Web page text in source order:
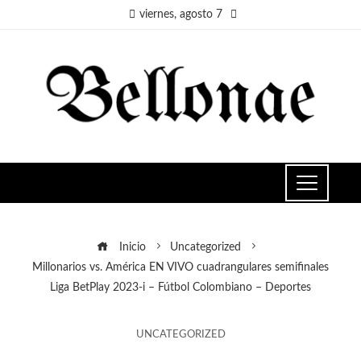
viernes, agosto 7
Inicio
Uncategorized
Millonarios vs. América EN VIVO cuadrangulares semifinales
Liga BetPlay 2023-i – Fútbol Colombiano – Deportes
UNCATEGORIZED